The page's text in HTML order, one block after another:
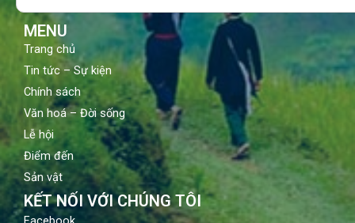
MENU
Trang chủ
Tin tức – Sự kiện
Chính sách
Văn hoá – Đời sống
Lễ hội
Điểm đến
Sản vật
KẾT NỐI VỚI CHÚNG TÔI